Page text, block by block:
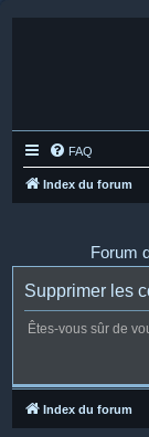
FAQ
Index du forum
Forum
Supprimer les
Êtes-vous sûr de
Index du forum